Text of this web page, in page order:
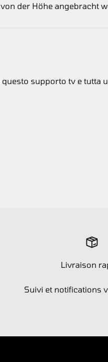
der Höhe angebracht
supporto tv e tutta
Livraison
Suivi et notifications